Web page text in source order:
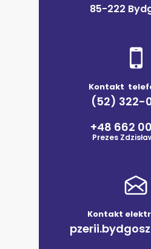
Kontakt
Kontakt
(52) 322-
+48 662
Prezes
85-222